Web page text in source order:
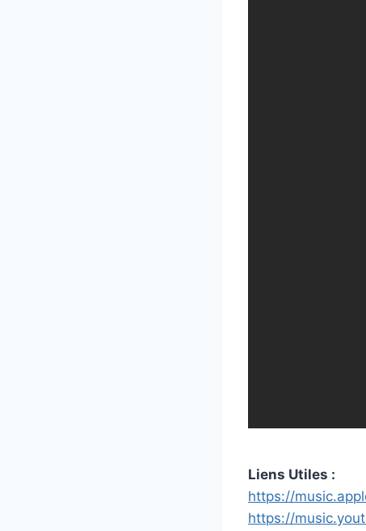
Liens Utiles :
https://
https://